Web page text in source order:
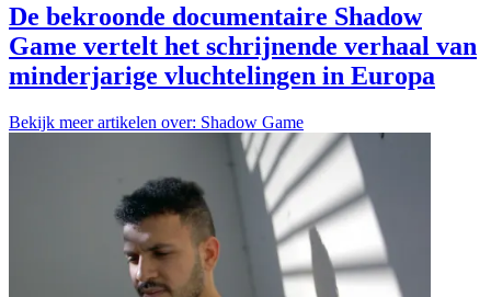
De bekroonde documentaire Shadow
Game vertelt het schrijnende verhaal van
minderjarige vluchtelingen in Europa
Bekijk meer artikelen over: Shadow Game